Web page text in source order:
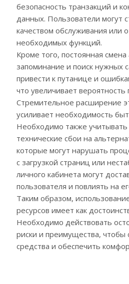
безопасность транзакций и
данных. Пользователи могут
качеством обслуживания или
необходимых функций.
Кроме того, постоянная
запоминание и поиск нужных
привести к путанице и
что увеличивает вероятность
Стремительное расширение
усиливает необходимость
Необходимо также
технические сбои на
которые могут нарушать
с загрузкой страниц или
личного кабинета могут
пользователя и повлиять на
Таким образом,
ресурсов имеет как
Необходимо действовать
риски и преимущества, чтобы
средства и обеспечить